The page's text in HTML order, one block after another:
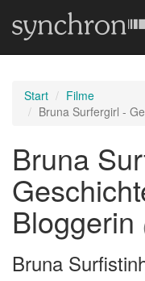
Start
Filme
Bruna Surfergirl -
Bruna
Bloggerin
Bruna